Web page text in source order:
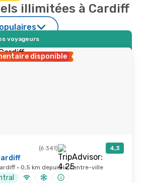
illimitées à Cardiff
voyageurs
disponible
(6 341) 4,3
· 0,5 km depuis le centre-ville